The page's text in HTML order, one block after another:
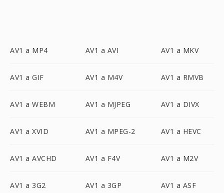
AV1 a MP4 AV1 a AVI AV1 a MKV
AV1 a GIF AV1 a M4V AV1 a RMVB
AV1 a WEBM AV1 a MJPEG AV1 a DIVX
AV1 a XVID AV1 a MPEG-2 AV1 a HEVC
AV1 a AVCHD AV1 a F4V AV1 a M2V
AV1 a 3G2 AV1 a 3GP AV1 a ASF